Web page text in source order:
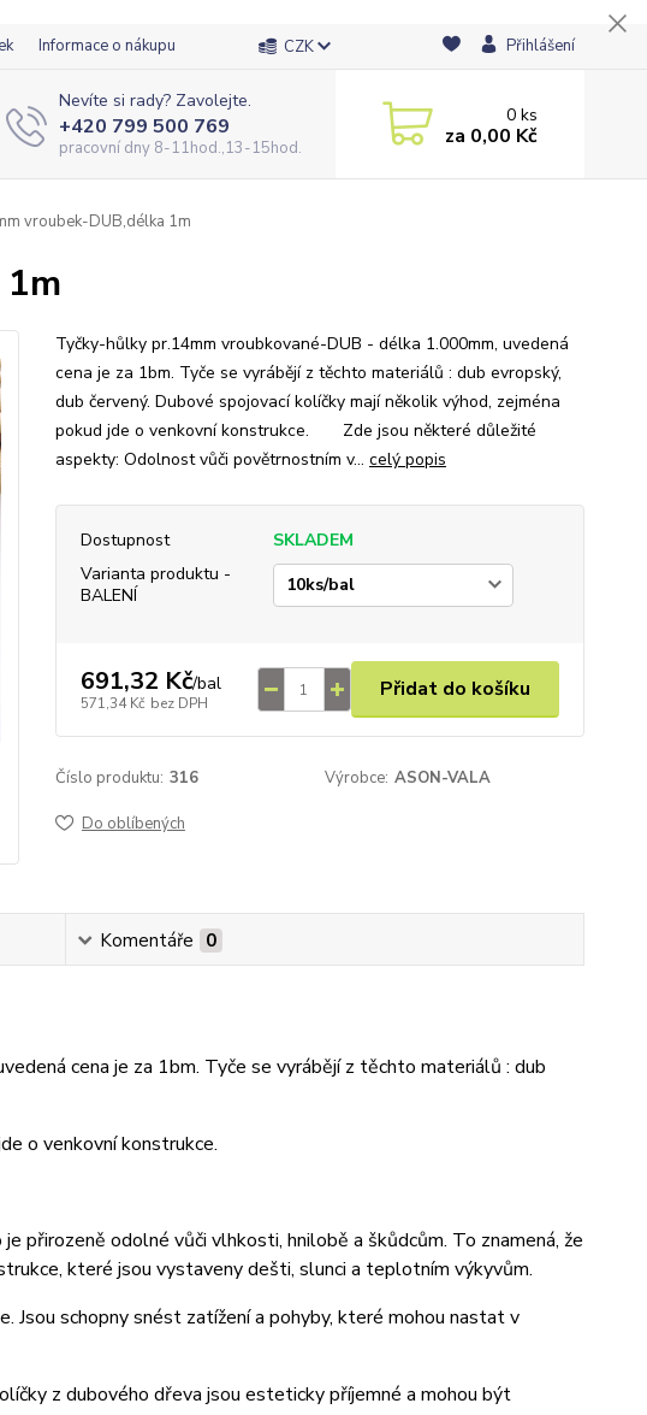
Informace o nákupu CZK Přihlášení
Nevíte si rady? Zavolejte.
+420 799 500 769
pracovní dny 8-11hod.,13-15hod.
0ks
za 0,00 Kč
vroubek-DUB,délka 1m
Tyčky-hůlky pr.14mm vroubkované-DUB - délka 1.000mm, uvedená
cena je za 1bm. Tyče se vyrábějí z těchto materiálů : dub evropský,
dub červený. Dubové spojovací kolíčky mají několik výhod, zejména
pokud jde o venkovní konstrukce. Zde jsou některé důležité
aspekty: Odolnost vůči povětrnostním v... celý popis
Dostupnost
SKLADEM
Varianta produktu -
BALENÍ
691,32 Kč/bal
571,34 Kč bez DPH
Přidat do košíku
Číslo produktu: 316 Výrobce: ASON-VALA
Do oblíbených
Komentáře 0
cena je za 1bm. Tyče se vyrábějí z těchto materiálů : dub
o venkovní konstrukce.
přirozeně odolné vůči vlhkosti, hnilobě a škůdcům. To znamená, že
které jsou vystaveny dešti, slunci a teplotním výkyvům.
Jsou schopny snést zatížení a pohyby, které mohou nastat v
z dubového dřeva jsou esteticky příjemné a mohou být